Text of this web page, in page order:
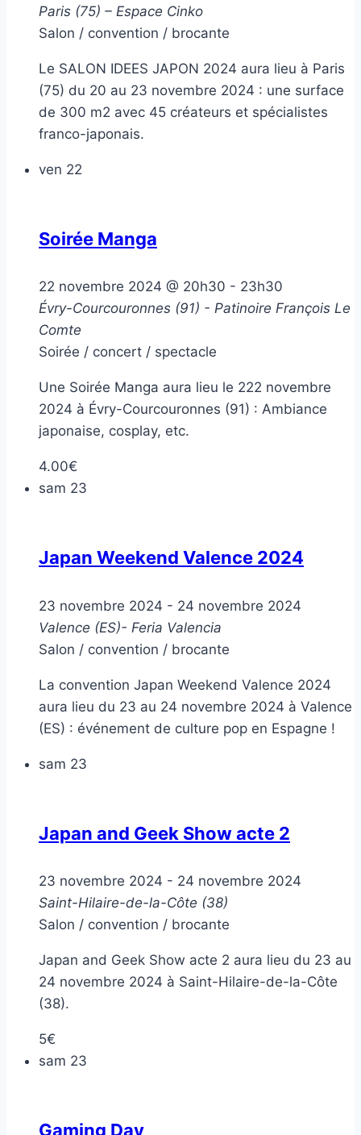
Paris (75) – Espace Cinko
Salon / convention / brocante
Le SALON IDEES JAPON 2024 aura lieu à Paris
(75) du 20 au 23 novembre 2024 : une surface
de 300 m2 avec 45 créateurs et spécialistes
franco-japonais.
ven 22
Soirée Manga
22 novembre 2024 @ 20h30 - 23h30
Évry-Courcouronnes (91) - Patinoire François Le
Comte
Soirée / concert / spectacle
Une Soirée Manga aura lieu le 222 novembre
2024 à Évry-Courcouronnes (91) : Ambiance
japonaise, cosplay, etc.
4.00€
sam 23
Japan Weekend Valence 2024
23 novembre 2024 - 24 novembre 2024
Valence (ES)- Feria Valencia
Salon / convention / brocante
La convention Japan Weekend Valence 2024
aura lieu du 23 au 24 novembre 2024 à Valence
(ES) : événement de culture pop en Espagne !
sam 23
Japan and Geek Show acte 2
23 novembre 2024 - 24 novembre 2024
Saint-Hilaire-de-la-Côte (38)
Salon / convention / brocante
Japan and Geek Show acte 2 aura lieu du 23 au
24 novembre 2024 à Saint-Hilaire-de-la-Côte
(38).
5€
sam 23
Gaming Day